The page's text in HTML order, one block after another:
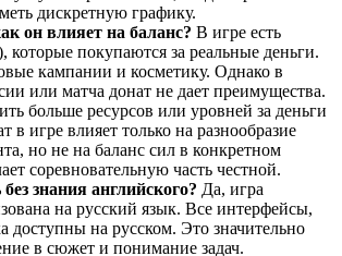
дискретную графику.
он влияет на баланс? В игре есть
которые покупаются за реальные деньги.
кампании и косметику. Однако в
или матча донат не дает преимущества.
больше ресурсов или уровней за деньги
в игре влияет только на разнообразие
но не на баланс сил в конкретном
соревновательную часть честной.
знания английского? Да, игра
на русский язык. Все интерфейсы,
доступны на русском. Это значительно
в сюжет и понимание задач.